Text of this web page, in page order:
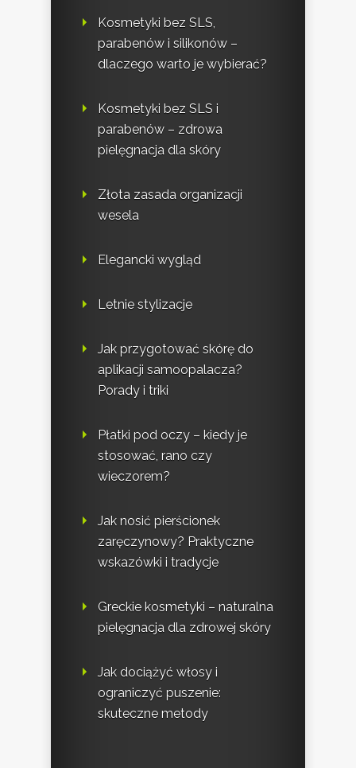
Kosmetyki bez SLS,
parabenów i silikonów –
dlaczego warto je wybierać?
Kosmetyki bez SLS i
parabenów – zdrowa
pielęgnacja dla skóry
Złota zasada organizacji
wesela
Elegancki wygląd
Letnie stylizacje
Jak przygotować skórę do
aplikacji samoopalacza?
Porady i triki
Płatki pod oczy – kiedy je
stosować, rano czy
wieczorem?
Jak nosić pierścionek
zaręczynowy? Praktyczne
wskazówki i tradycje
Greckie kosmetyki – naturalna
pielęgnacja dla zdrowej skóry
Jak dociążyć włosy i
ograniczyć puszenie:
skuteczne metody